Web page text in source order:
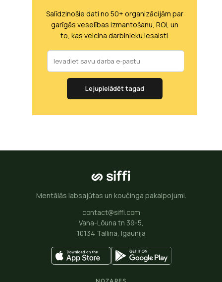
Salīdzinošie dati no 50+ organizācijām par
garīgās veselības izmantošanu, ROI, un
to, kas veicina darbinieku iesaisti.
Lejupielādēt tagad
Mentālās labsajūtas un koučinga pakalpojumi.
contact@siffi.com
Vana-Lõuna tn 39-5,
10134 Tallina, Igaunija